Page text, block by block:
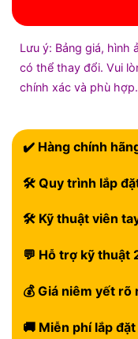
Lưu ý: Bảng giá, hình
có thể thay đổi. Vui
chính xác và phù
✔️ Hàng chính
🛠 Quy trình lắp
🛠 Kỹ thuật viên
💬 Hỗ trợ kỹ thuật
💰 Giá niêm yết rõ
🚚 Miễn phí lắp